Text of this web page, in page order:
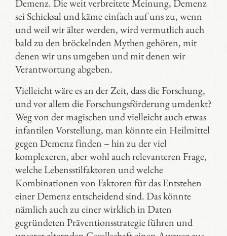
Demenz. Die weit verbreitete Meinung, Demenz
sei Schicksal und käme einfach auf uns zu, wenn
und weil wir älter werden, wird vermutlich auch
bald zu den bröckelnden Mythen gehören, mit
denen wir uns umgeben und mit denen wir
Verantwortung abgeben.
Vielleicht wäre es an der Zeit, dass die Forschung,
und vor allem die Forschungsförderung umdenkt?
Weg von der magischen und vielleicht auch etwas
infantilen Vorstellung, man könnte ein Heilmittel
gegen Demenz finden – hin zu der viel
komplexeren, aber wohl auch relevanteren Frage,
welche Lebensstilfaktoren und welche
Kombinationen von Faktoren für das Entstehen
einer Demenz entscheidend sind. Das könnte
nämlich auch zu einer wirklich in Daten
gegründeten Präventionsstrategie führen und